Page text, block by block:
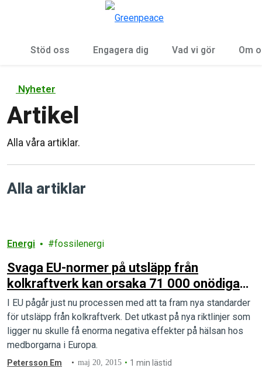
Stöd oss Engagera dig Vad vi gör Om
Nyheter
Artikel
Alla våra artiklar.
Alla artiklar
Energi fossilenergi
Svaga EU-normer på utsläpp från
kolkraftverk kan orsaka 71 000 onödiga
dödsfall – ny rapport
I EU pågår just nu processen med att ta fram nya standarder
för utsläpp från kolkraftverk. Det utkast på nya riktlinjer som
ligger nu skulle få enorma negativa effekter på hälsan hos
medborgarna i Europa.
Petersson Em maj 20, 2015 1 min lästid